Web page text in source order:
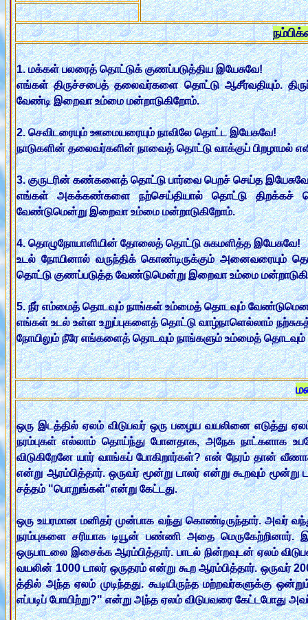
1. மக்கள் பலரைத் தொட்டுக் குணப்படுத்திய இயேசுவே!
எங்கள் திருச்சபைத் தலைவர்களை தொட்டு ஆசீர்வதியும்.
வேண்டி இறைவா உம்மை மன்றாடுகிறோம்.
2. செவிடரையும் ஊமையரையும் நாவிலே தொட்ட இயேசுவே!
நாடுகளின் தலைவர்களின் நாவைத் தொட்டு வாக்குப் பிறழாமல்
3. குருடரின் கண்களைத் தொட்டு பார்வை பெறச் செய்த
எங்கள் அகக்கண்களை நற்செய்தியால் தொட்டு திறக்கச்
வேண்டுமென்று இறைவா உம்மை மன்றாடுகிறோம்.
4. தொழுநோயாளியின் தோலைத் தொட்டு சுகமளித்த இயேசுவே!
உடல் நோயினால் வருந்திக் கொண்டிருக்கும் அனைவரையும்
தொட்டு குணப்படுத்த வேண்டுமென்று இறைவா உம்மை
5. நீர் எம்மைத் தொடவும் நாங்கள் உம்மைத் தொடவும் வேண்டுமென
எங்கள் உடல் உள்ள உறுப்புகளைத் தொட்டு வாழ்நாளெல்லாம்
நோயிலும் நீரே எங்களைத் தொடவும் நாங்களும் உம்மைத்
ஒரு இடத்தில் ஏலம் விடுபவர் ஒரு பழைய வயலினை எடுத்து
நரம்புகள் எல்லாம் தொய்ந்து போனதாக, அநேக நாட்களாக
விடுகிறேனே யார் வாங்கப் போகிறார்கள்? என் நேரம் தான்
என்று ஆரம்பித்தார். ஒருவர் மூன்று டாலர் என்று கூறவும் மூன்று
சத்தம் "பொறுங்கள்"என்று கேட்டது.
ஒரு உயரமான மனிதர் முன்பாக வந்து கொண்டிருந்தார். அவர்
நரம்புகளை சரியாக டியூன் பண்ணி அதை
ஒருபாடலை இசைக்க ஆரம்பித்தார். பாடல் நின்றவுடன் ஏலம்
வயலின் 1000 டாலர் ஒருதரம் என்று கூற ஆரம்பித்தார். ஒருவர்
த்தில் அந்த ஏலம் முடிந்தது. கூடியிருந்த மற்றவர்களுக்கு
எப்படிப் போயிற்று?" என்று அந்த ஏலம் விடுபவரை